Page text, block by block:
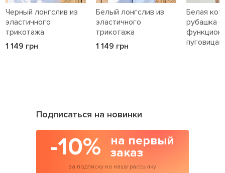
Черный лонгслив из
эластичного
трикотажа
1 149 грн
Белый лонгслив из
эластичного
трикотажа
1 149 грн
Белая
рубашка с
Подписаться на новинки
-10%
на первый
заказ
за подписку на нашу рассылку